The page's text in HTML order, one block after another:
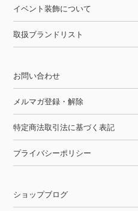
イベント装飾について
取扱ブランドリスト
お問い合わせ
メルマガ登録・解除
特定商法取引法に基づく表記
プライバシーポリシー
ショップブログ